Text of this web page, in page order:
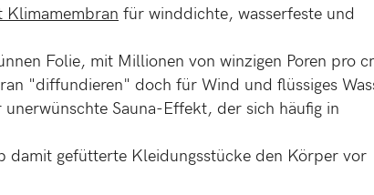
Klimamembran für winddichte, wasserfeste und
Folie, mit Millionen von winzigen Poren pro
"diffundieren" doch für Wind und flüssiges
Sauna-Effekt, der sich häufig in
damit gefütterte Kleidungsstücke den Körper vor